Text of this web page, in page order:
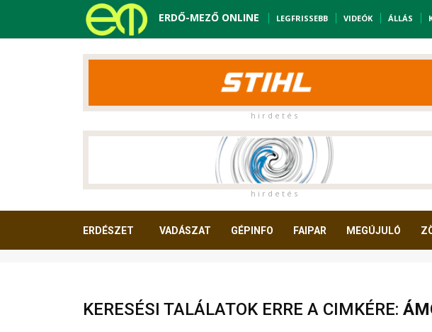
ERDŐ-MEZŐ ONLINE LEGFRISSEBB VIDEÓK ÁLLÁS
h i r d e t é s
h i r d e t é s
ERDÉSZET VADÁSZAT GÉPINFO FAIPAR MEGÚJULÓ
KERESÉSI TALÁLATOK ERRE A CIMKÉRE: